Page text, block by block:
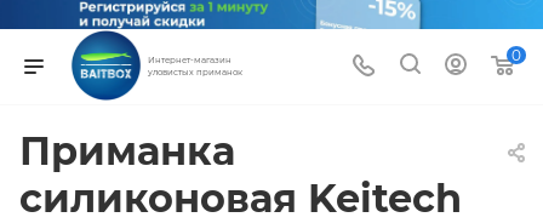
Интернет-магазин
уловистых приманок
0
Приманка
силиконовая Keitech